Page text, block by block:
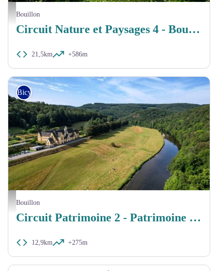
MTBPA
Bouillon
Circuit Nature et Paysages 4 - Bouillon et Bertrix
21,5km +586m
MTBPA
Bicycle tourer
Bouillon
Circuit Patrimoine 2 - Patrimoine religieux remarquable (Bouillon)
12,9km +275m